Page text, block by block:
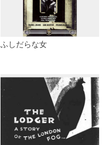
ふしだらな女